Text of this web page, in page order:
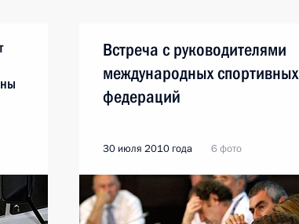
Встреча с руководителями
международных спортивных
федераций
30 июля 2010 года 6 фото